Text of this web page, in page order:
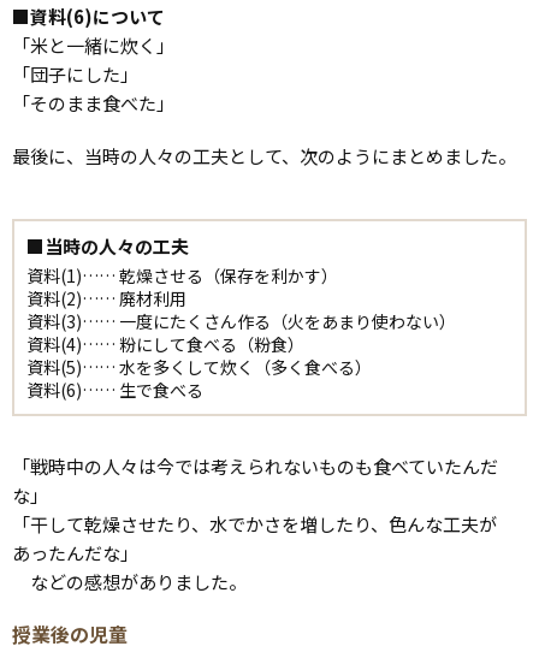
■資料(6)について
「米と一緒に炊く」
「団子にした」
「そのまま食べた」
最後に、当時の人々の工夫として、次のようにまとめました。
■当時の人々の工夫
資料(1)…… 乾燥させる（保存を利かす）
資料(2)…… 廃材利用
資料(3)…… 一度にたくさん作る（火をあまり使わない）
資料(4)…… 粉にして食べる（粉食）
資料(5)…… 水を多くして炊く（多く食べる）
資料(6)…… 生で食べる
「戦時中の人々は今では考えられないものも食べていたんだ
な」
「干して乾燥させたり、水でかさを増したり、色んな工夫が
あったんだな」
などの感想がありました。
授業後の児童